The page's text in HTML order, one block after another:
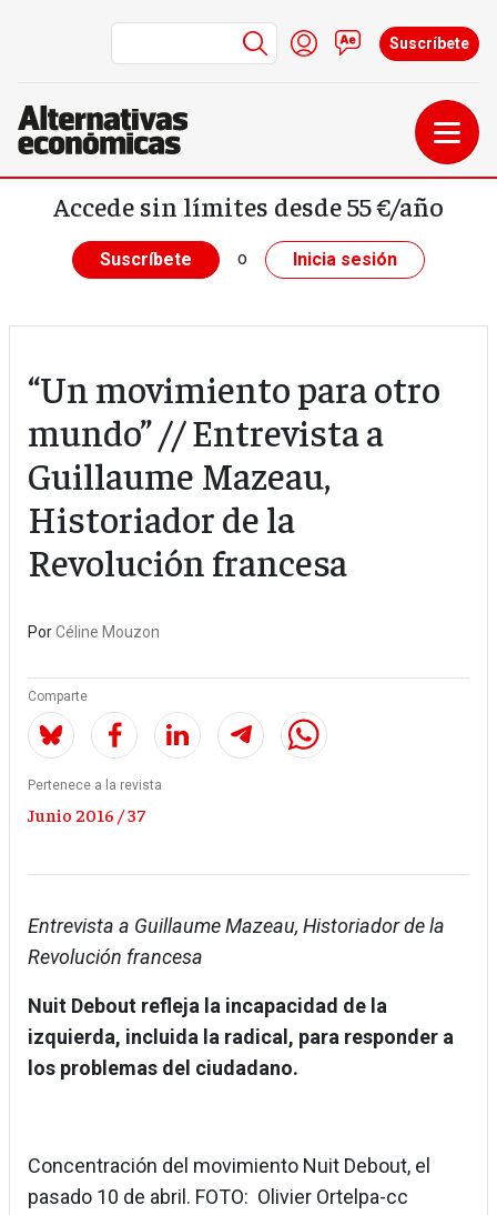
Pasar al contenido principal
Menú de cuenta de
Iniciar sesión
Contacto
Suscríbete
Accede sin límites desde 55 €/año
Suscríbete o Inicia sesión
“Un movimiento para otro
mundo” // Entrevista a
Guillaume Mazeau,
Historiador de la
Revolución francesa
PorCéline Mouzon
Comparte
Pertenece a la revista
Junio 2016 / 37
Entrevista a Guillaume Mazeau, Historiador de la
Revolución francesa
Nuit Debout refleja la incapacidad de la
izquierda, incluida la radical, para responder a
los problemas del ciudadano.
Concentración del movimiento Nuit Debout, el
pasado 10 de abril. FOTO: Olivier Ortelpa-cc